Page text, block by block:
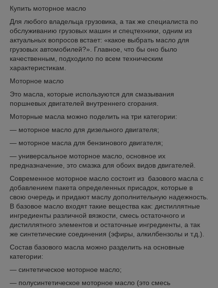
Купить моторное масло
Для любого владельца грузовика, а так же специалиста по
обслуживанию грузовых машин и спецтехники, одним из
актуальных вопросов встает: «какое выбрать масло для
грузовых автомобилей?». Главное, что бы оно было
качественным, подходило по всем техническим
характеристикам.
Моторное масло
Это масла, которые используются для смазывания
поршневых двигателей внутреннего сгорания.
Моторные масла можно поделить на три категории:
— моторное масло для дизельного двигателя;
— моторное масла для бензинового двигателя;
— универсальное моторное масло, основное их
предназначение, это смазка для обоих видов двигателей.
Современное моторное масло состоит из базового масла с
добавлением пакета определенных присадок, которые в
свою очередь и придают маслу дополнительную надежность.
В базовое масло входят такие вещества как: дистиллятные
ингредиенты различной вязкости, смесь остаточного и
дистиллятного элементов и остаточные ингредиенты, а так
же синтетические соединения (эфиры, алкилбензолы и т.д.).
Состав базового масла можно разделить на основные
категории:
— синтетическое моторное масло;
— полусинтетическое моторное масло (это смесь